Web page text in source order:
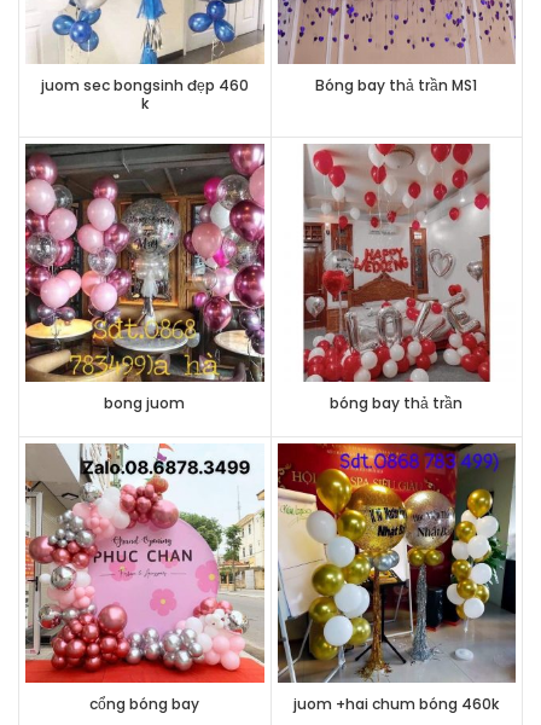
juom sec bongsinh đẹp 460
k
Bóng bay thả trần MS1
bong juom bóng bay thả trần
cổng bóng bay juom +hai chum bóng 460k